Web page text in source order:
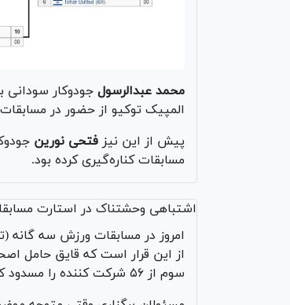
محمد عبدالرسول جودوکار سودانی
المپیک توکیو از حضور در مسابقات وزن ۷۳- کیلوگرم
پیش از این نیز فتحی نورین
مسابقات کناره‌گیری کرده بود.
اشتباهی وحشتناک در استارت
امروز در مسابقات ورزش سه گانه
از این قرار است که قایق حامل
سوم از ۵۶ شرکت کننده را مسدود کرد.